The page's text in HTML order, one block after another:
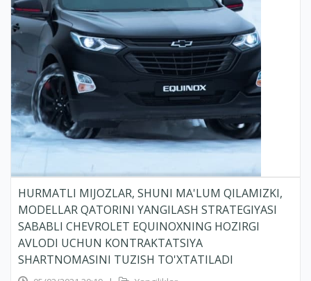
HURMATLI MIJOZLAR, SHUNI MA'LUM QILAMIZKI,
MODELLAR QATORINI YANGILASH STRATEGIYASI
SABABLI CHEVROLET EQUINOXNING HOZIRGI
AVLODI UCHUN KONTRAKTATSIYA
SHARTNOMASINI TUZISH TO'XTATILADI